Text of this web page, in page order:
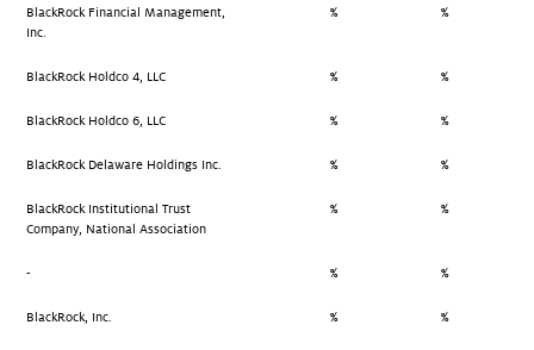
BlackRock Financial Management,
Inc.
% %
BlackRock Holdco 4, LLC % %
BlackRock Holdco 6, LLC % %
BlackRock Delaware Holdings Inc. % %
BlackRock Institutional Trust
Company, National Association
% %
- % %
BlackRock, Inc. % %